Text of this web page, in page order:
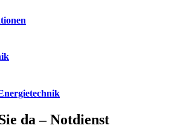
da – Notdienst